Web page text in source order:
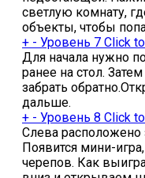
светлую комнату,
объекты, чтобы
+ - Уровень 7 Click
Для начала нужно
ранее на стол.
забрать
дальше.
+ - Уровень 8 Click
Слева расположено
Появится мини-
черепов. Как